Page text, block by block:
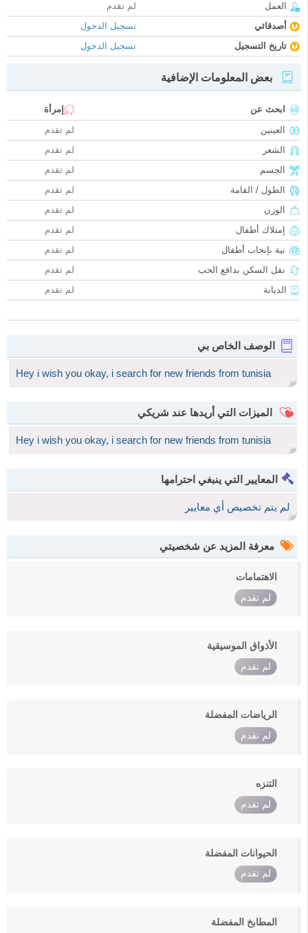
العمل
لم تقدم
أصدقائي
تسجيل الدخول
تاريخ التسجيل
تسجيل الدخول
بعض المعلومات الإضافية
ابحث عن
إمرأة
العينين
لم تقدم
الشعر
لم تقدم
الجسم
لم تقدم
الطول / القامة
لم تقدم
الوزن
لم تقدم
إمتلاك أطفال
لم تقدم
نية بإنجاب أطفال
لم تقدم
نقل السكن بدافع الحب
لم تقدم
الديانة
لم تقدم
الوصف الخاص بي
Hey i wish you okay, i search for new friends from tunisia
الميزات التي أريدها عند شريكي
Hey i wish you okay, i search for new friends from tunisia
المعايير التي ينبغي احترامها
لم يتم تخصيص أي معايير
معرفة المزيد عن شخصيتي
الاهتمامات
لم تقدم
الأذواق الموسيقية
لم تقدم
الرياضات المفضلة
لم تقدم
التنزه
لم تقدم
الحيوانات المفضلة
لم تقدم
المطابخ المفضلة